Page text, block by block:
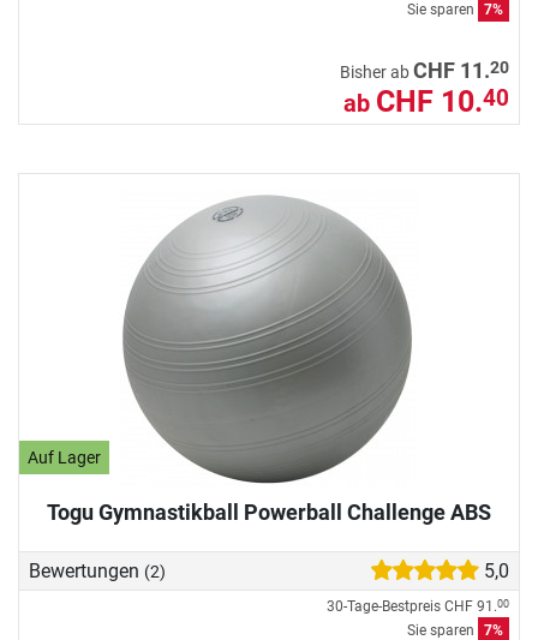
Sie sparen 7%
Bisher abCHF 11.20
ab CHF 10.40
Auf Lager
Togu Gymnastikball Powerball Challenge ABS
Bewertungen (2) 5,0
30-Tage-Bestpreis CHF 91.00
Sie sparen 7%